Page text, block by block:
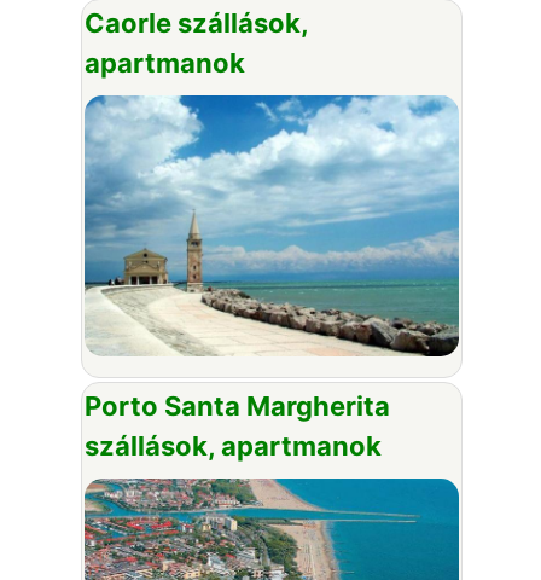
Caorle szállások,
apartmanok
Porto Santa Margherita
szállások, apartmanok